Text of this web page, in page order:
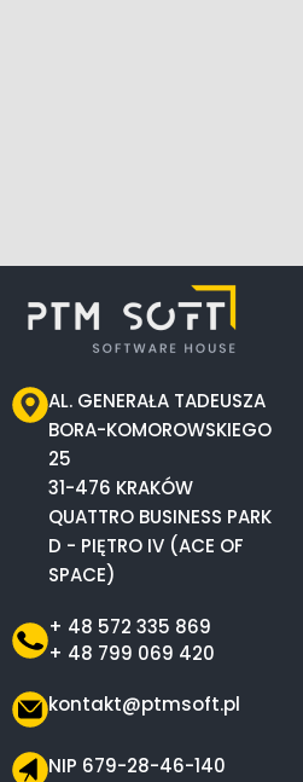
AL. GENERAŁA TADEUSZA
BORA-KOMOROWSKIEGO
25
31-476 KRAKÓW
QUATTRO BUSINESS PARK
D - PIĘTRO IV (ACE OF
SPACE)
+ 48 572 335 869
+ 48 799 069 420
kontakt@ptmsoft.pl
NIP 679-28-46-140